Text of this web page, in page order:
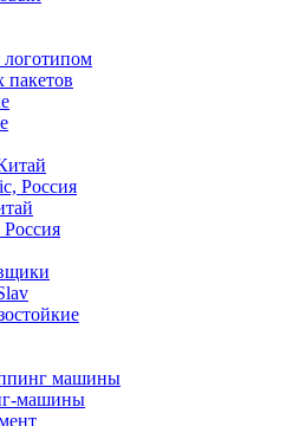
пакетов
Россия
машины
машины